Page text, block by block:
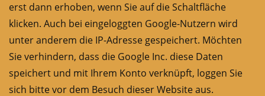
erst dann erhoben, wenn Sie auf die Schaltfläche
klicken. Auch bei eingeloggten Google-Nutzern wird
unter anderem die IP-Adresse gespeichert. Möchten
Sie verhindern, dass die Google Inc. diese Daten
speichert und mit Ihrem Konto verknüpft, loggen Sie
sich bitte vor dem Besuch dieser Website aus.